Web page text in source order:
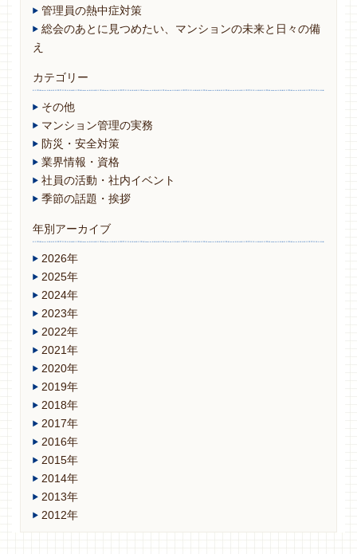
管理員の熱中症対策
総会のあとに見つめたい、マンションの未来と日々の備
え
カテゴリー
その他
マンション管理の実務
防災・安全対策
業界情報・資格
社員の活動・社内イベント
季節の話題・挨拶
年別アーカイブ
2026年
2025年
2024年
2023年
2022年
2021年
2020年
2019年
2018年
2017年
2016年
2015年
2014年
2013年
2012年